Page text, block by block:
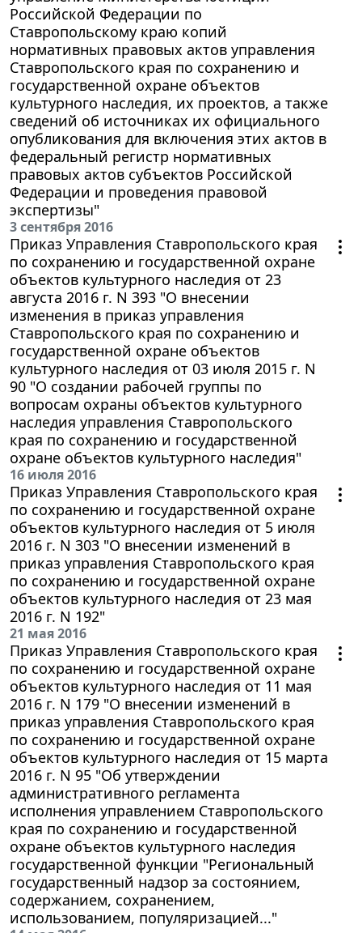
Российской Федерации по
Ставропольскому краю копий
нормативных правовых актов управления
Ставропольского края по сохранению и
государственной охране объектов
культурного наследия, их проектов, а также
сведений об источниках их официального
опубликования для включения этих актов в
федеральный регистр нормативных
правовых актов субъектов Российской
Федерации и проведения правовой
экспертизы"
3 сентября 2016
Приказ Управления Ставропольского края
по сохранению и государственной охране
объектов культурного наследия от 23
августа 2016 г. N 393 "О внесении
изменения в приказ управления
Ставропольского края по сохранению и
государственной охране объектов
культурного наследия от 03 июля 2015 г. N
90 "О создании рабочей группы по
вопросам охраны объектов культурного
наследия управления Ставропольского
края по сохранению и государственной
охране объектов культурного наследия"
16 июля 2016
Приказ Управления Ставропольского края
по сохранению и государственной охране
объектов культурного наследия от 5 июля
2016 г. N 303 "О внесении изменений в
приказ управления Ставропольского края
по сохранению и государственной охране
объектов культурного наследия от 23 мая
2016 г. N 192"
21 мая 2016
Приказ Управления Ставропольского края
по сохранению и государственной охране
объектов культурного наследия от 11 мая
2016 г. N 179 "О внесении изменений в
приказ управления Ставропольского края
по сохранению и государственной охране
объектов культурного наследия от 15 марта
2016 г. N 95 "Об утверждении
административного регламента
исполнения управлением Ставропольского
края по сохранению и государственной
охране объектов культурного наследия
государственной функции "Региональный
государственный надзор за состоянием,
содержанием, сохранением,
использованием, популяризацией..."